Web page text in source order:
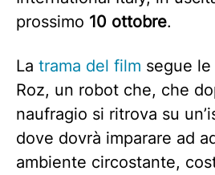
prossimo 10 ottobre.
La trama del film segue
Roz, un robot che, che
naufragio si ritrova su
dove dovrà imparare ad
ambiente circostante,